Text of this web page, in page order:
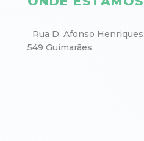
Rua D. Afonso
549 Guimarães